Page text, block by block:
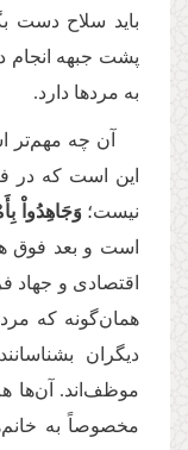
باید سلاح دست
پشت جبهه
به مردها دارد.
آن چه مهم‌تر
این است که در
نیست؛وَجَاهِدُواْ
است و بعد فوق
اقتصادی و
همان‌گونه که
دیگران
موظف‌اند. آن‌ها
مخصوصاً به